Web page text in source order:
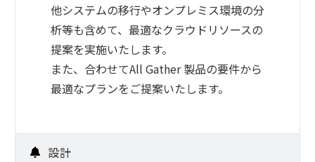
他システムの移行やオンプレミス環境の分
析等も含めて、最適なクラウドリソースの
提案を実施いたします。
また、合わせてAll Gather 製品の要件から
最適なプランをご提案いたします。
設計